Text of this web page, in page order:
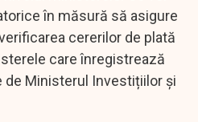
în măsură să asigure
cererilor de plată
care înregistrează
Ministerul Investițiilor și